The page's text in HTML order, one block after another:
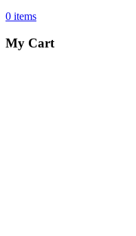
0 items
My Cart